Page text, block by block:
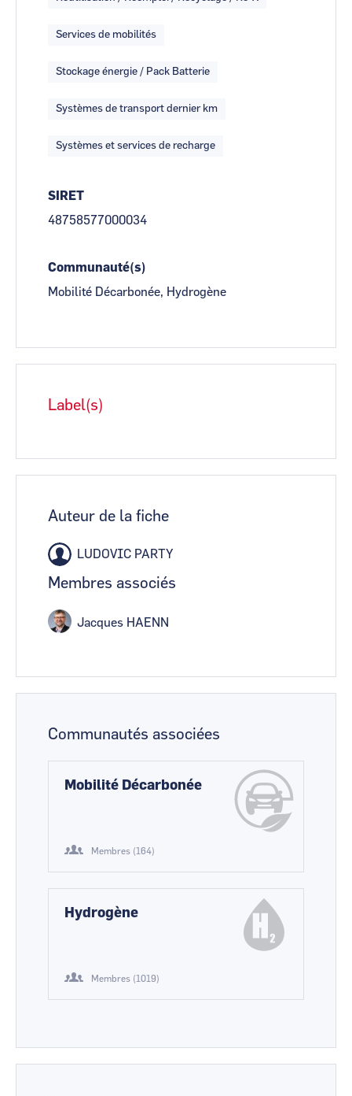
Services de mobilités
Stockage énergie / Pack Batterie
Systèmes de transport dernier km
Systèmes et services de recharge
SIRET
48758577000034
Communauté(s)
Mobilité Décarbonée, Hydrogène
Label(s)
Auteur de la fiche
LUDOVIC PARTY
Membres associés
Jacques HAENN
Communautés associées
Mobilité Décarbonée
Membres (164)
Hydrogène
Membres (1019)